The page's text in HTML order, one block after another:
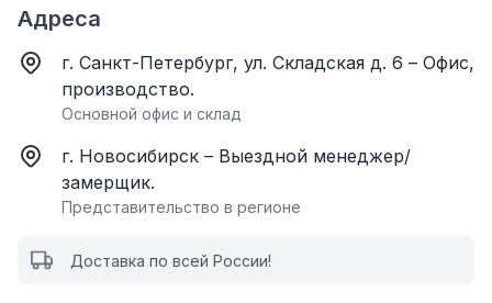
Адреса
г. Санкт-Петербург, ул. Складская д. 6 – Офис,
производство.
Основной офис и склад
г. Новосибирск – Выездной менеджер/
замерщик.
Представительство в регионе
Доставка по всей России!